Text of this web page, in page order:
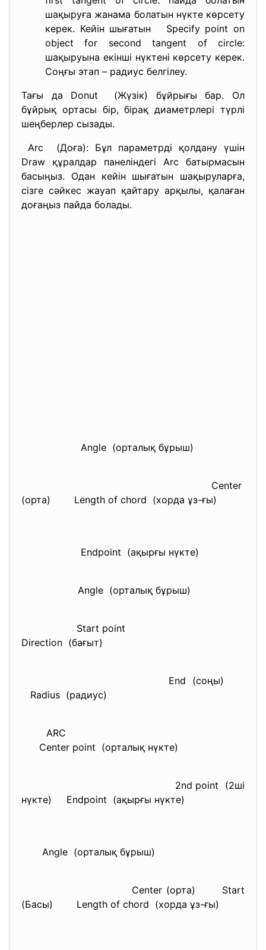
шақыруға жанама болатын нүкте көрсету
керек. Кейін шығатын Specify point on
object for second tangent of circle:
шақыруына екінші нүктені көрсету керек.
Соңғы этап – радиус белгілеу.
Тағы да Donut (Жүзік) бұйрығы бар. Ол
бұйрық ортасы бір, бірақ диаметрлері түрлі
шеңберлер сызады.
Arc (Доға): Бұл параметрді қолдану үшін
Draw құралдар панеліндегі Arc батырмасын
басыңыз. Одан кейін шығатын шақыруларға,
сізге сәйкес жауап қайтару арқылы, қалаған
доғаңыз пайда болады.
Angle (орталық бұрыш)
Center
(орта) Length of chord (хорда ұз-ғы)
Endpoint (ақырғы нүкте)
Angle (орталық бұрыш)
Start point
Direction (бағыт)
End (соңы)
Radius (радиус)
ARC
Center point (орталық нүкте)
2nd point (2ші
нүкте) Endpoint (ақырғы нүкте)
Angle (орталық бұрыш)
Center (орта) Start
(Басы) Length of chord (хорда ұз-ғы)